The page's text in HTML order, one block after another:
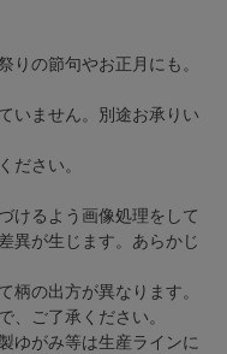
りの節句やお正月にも。
いません。別途お承りい
ださい。
けるよう画像処理をして
異が生じます。あらかじ
の出方が異なります。
、ご了承ください。
ゆがみ等は生産ラインに